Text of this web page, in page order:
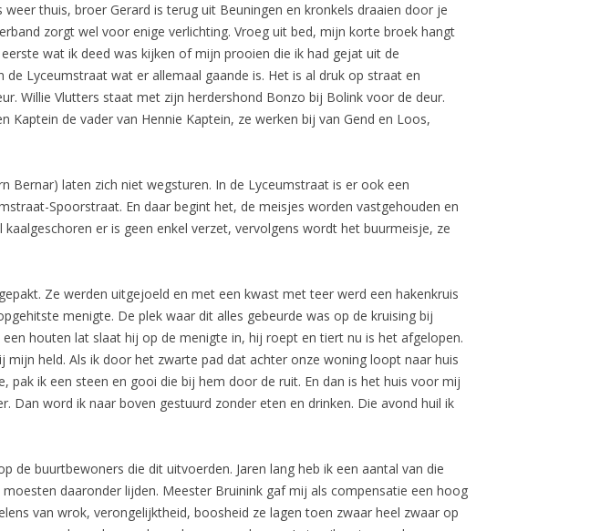
thuis, broer Gerard is terug uit Beuningen en kronkels draaien door je
zorgt wel voor enige verlichting. Vroeg uit bed, mijn korte broek hangt
wat ik deed was kijken of mijn prooien die ik had gejat uit de
Lyceumstraat wat er allemaal gaande is. Het is al druk op straat en
Willie Vlutters staat met zijn herdershond Bonzo bij Bolink voor de deur.
de vader van Hennie Kaptein, ze werken bij van Gend en Loos,
Bernar) laten zich niet wegsturen. In de Lyceumstraat is er ook een
Spoorstraat. En daar begint het, de meisjes worden vastgehouden en
er is geen enkel verzet, vervolgens wordt het buurmeisje, ze
Ze werden uitgejoeld en met een kwast met teer werd een hakenkruis
menigte. De plek waar dit alles gebeurde was op de kruising bij
houten lat slaat hij op de menigte in, hij roept en tiert nu is het afgelopen.
held. Als ik door het zwarte pad dat achter onze woning loopt naar huis
pak ik een steen en gooi die bij hem door de ruit. En dan is het huis voor mij
Dan word ik naar boven gestuurd zonder eten en drinken. Die avond huil ik
buurtbewoners die dit uitvoerden. Jaren lang heb ik een aantal van die
daaronder lijden. Meester Bruinink gaf mij als compensatie een hoog
van wrok, verongelijktheid, boosheid ze lagen toen zwaar heel zwaar op